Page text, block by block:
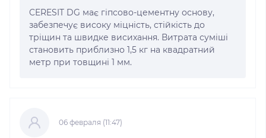
CERESIT DG має гіпсово-цементну основу,
забезпечує високу міцність, стійкість до
тріщин та швидке висихання. Витрата суміші
становить приблизно 1,5 кг на квадратний
метр при товщині 1 мм.
06 февраля (11:47)